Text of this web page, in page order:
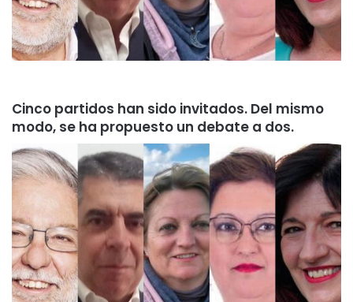
Cinco partidos han sido invitados. Del mismo
modo, se ha propuesto un debate a dos.